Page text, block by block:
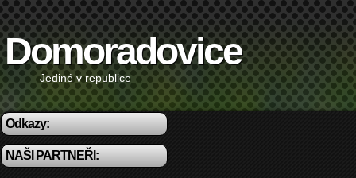
Domoradovice
Jediné v republice
Odkazy:
NAŠI PARTNEŘI: